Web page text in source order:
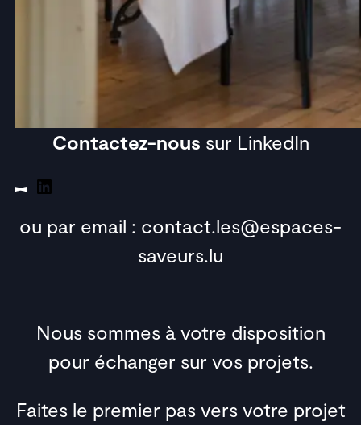
Contactez-nous sur LinkedIn
ou par email : contact.les@espaces-
saveurs.lu
Nous sommes à votre disposition
pour échanger sur vos projets.
Faites le premier pas vers votre projet